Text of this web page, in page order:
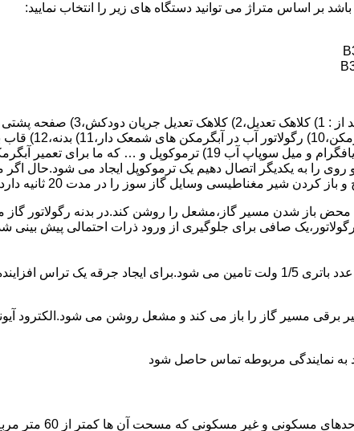
را به یکدیگر اتصال دهیم یک ترموکوپل ایجاد می شود.حال
باز شدن مسیر گاز،مشعل را روشن کند.در بدنه رگولاتور گاز
صافی برای جلوگیری از ورود ذرات احتمالی پیش بینی
مسیر گاز را باز می کند و مشعل روشن می شود.الکترود
به نمایندگی مربوطه تماس حاصل شود
نصب وسایل گاز